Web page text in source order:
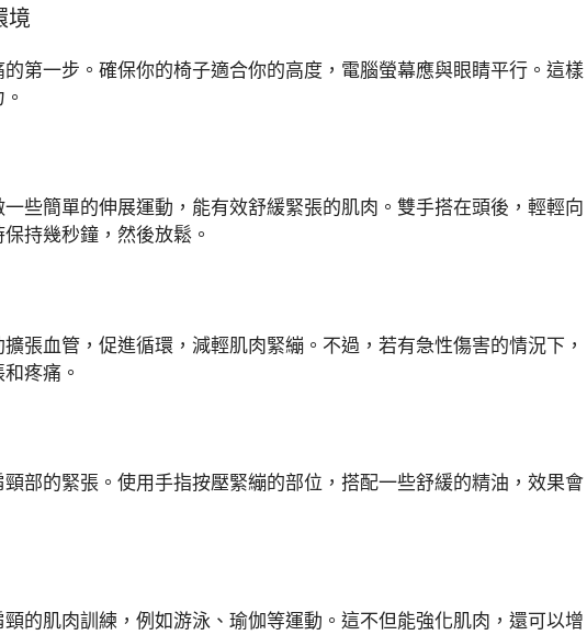
境
第一步。確保你的椅子適合你的高度，電腦螢幕應與眼睛平行。這樣
些簡單的伸展運動，能有效舒緩緊張的肌肉。雙手搭在頭後，輕輕向
持幾秒鐘，然後放鬆。
張血管，促進循環，減輕肌肉緊繃。不過，若有急性傷害的情況下，
疼痛。
部的緊張。使用手指按壓緊繃的部位，搭配一些舒緩的精油，效果會
的肌肉訓練，例如游泳、瑜伽等運動。這不但能強化肌肉，還可以增